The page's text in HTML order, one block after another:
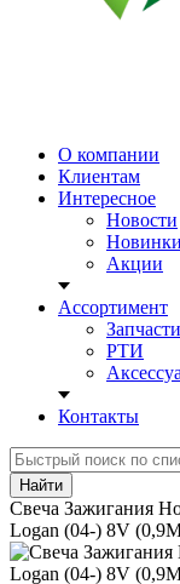
О компании
Клиентам
Интересное
Новости
Новинки
Акции
Ассортимент
Запчасти
РТИ
Контакты
Найти
Свеча Зажигания
Logan (04-) 8V